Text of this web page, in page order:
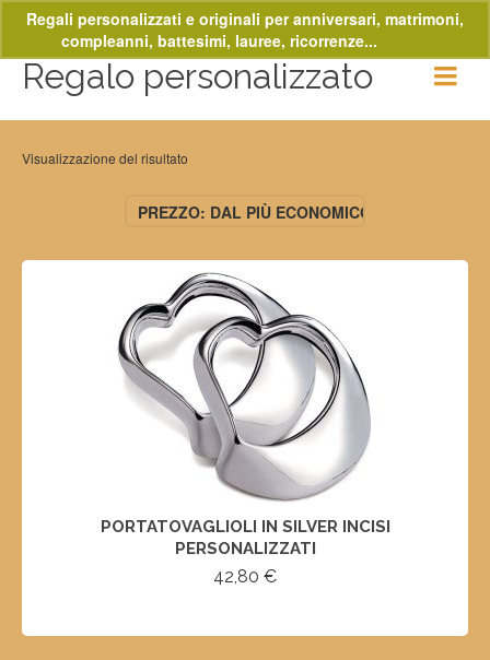
Regalo personalizzato
Visualizzazione del risultato
PREZZO: DAL PIÙ ECONOMICO
PORTATOVAGLIOLI IN SILVER INCISI
PERSONALIZZATI
42,80 €
Regali personalizzati e originali per anniversari, matrimoni,
compleanni, battesimi, lauree, ricorrenze...